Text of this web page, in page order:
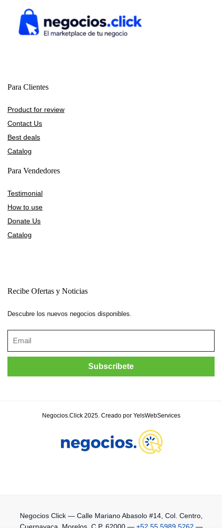
Para Clientes
Product for review
Contact Us
Best deals
Catalog
Para Vendedores
Testimonial
How to use
Donate Us
Catalog
Recibe Ofertas y Noticias
Descubre los nuevos negocios disponibles.
Negocios.Click 2025. Creado por YelsWebServices
Negocios Click— Calle Mariano Abasolo #14, Col. Centro,